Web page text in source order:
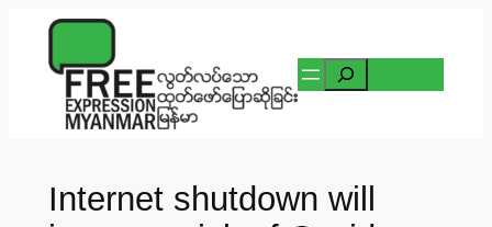
content
Search
Internet shutdown will